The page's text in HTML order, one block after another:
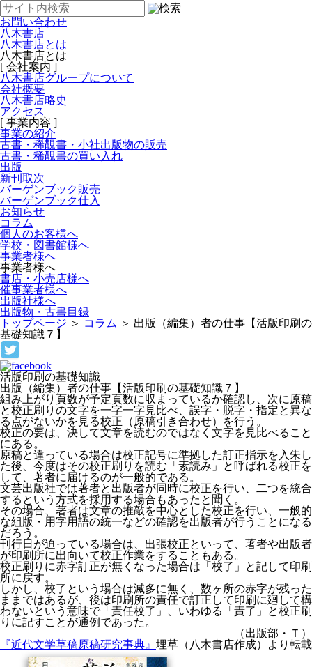
お問い合わせ
八木書店
八木書店とは
八木書店とは
[ 会社案内 ]
八木書店グループについて
会社概要
八木書店略史
アクセス
[ 事業内容 ]
事業の紹介
古書・稀覯書・小社出版物の販売
古書・稀覯書の買い入れ
出版
新刊取次
バーゲンブック販売
バーゲンブック仕入
お知らせ
コラム
個人のお客様へ
学校・図書館様へ
事業者様へ
事業者様へ
書店・小売店様へ
催事業者様へ
出版社様へ
出版物・古書目録
トップページ ＞ コラム ＞ 出版（編集）者の仕事【活版印刷の
基礎知識７】
活版印刷の基礎知識
出版（編集）者の仕事【活版印刷の基礎知識７】
組み上がり頁数が予定頁数に収まっているか確認し、次に原稿
と校正刷りの文字を一字一字見比べ、誤字・脱字・指定と異な
る点がないかを見る校正（原稿引き合わせ）を行う。
校正の要は、決して文章を読むのではなく文字を見比べること
にある。
原稿と違っている場合は校正記号に準拠した訂正指示を入朱し
た後、今度はその校正刷りを読む「素読み」と呼ばれる校正を
して、著者に届けるのが一般的である。
文芸出版社では著者と出版者が同時に校正を行い、二つを統合
するという方式を採用する場合もあったと聞く。
その場合、著者は文章の推敲を中心とした校正を行い、一般的
な組版・用字用語の統一などの確認を出版者が行うことになる
だろう。
刊行日が迫っている場合は、出張校正といって、著者や出版者
が印刷所に出向いて校正作業をすることもある。
校正刷りに赤字訂正が無くなった場合は「校了」と記して印刷
所に戻す。
しかし、校了という場合は滅多に無く、数ヶ所の赤字が残った
ままではあるが、後は印刷所の責任で訂正して印刷に廻して構
わないという意味で「責任校了」、いわゆる「責了」と校正刷
りに記すことが通例であった。
（出版部・Ｔ）
『近代文学草稿原稿研究事典』 埋草（八木書店作成）より転載